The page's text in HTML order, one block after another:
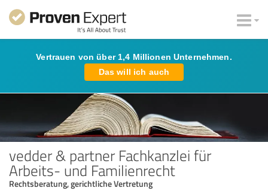
Vertrauen von über 1,4 Millionen Unternehmen.
Das will ich auch
vedder & partner Fachkanzlei für
Arbeits- und Familienrecht
Rechtsberatung, gerichtliche Vertretung